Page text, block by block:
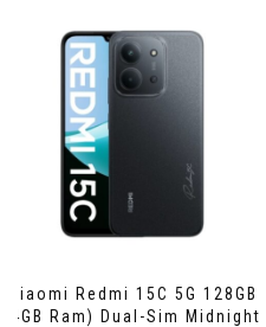
Xiaomi Redmi 15C 5G 128GB
(4GB Ram) Dual-Sim Midnight